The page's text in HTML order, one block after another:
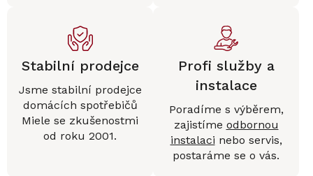
Stabilní prodejce
Jsme stabilní prodejce
domácích spotřebičů
Miele se zkušenostmi
od roku 2001.
Profi služby a
instalace
Poradíme s výběrem,
zajistíme odbornou
instalaci nebo servis,
postaráme se o vás.